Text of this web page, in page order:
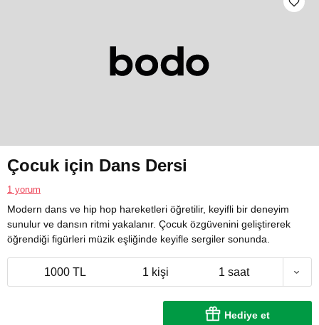
Çocuk için Dans Dersi
1 yorum
Modern dans ve hip hop hareketleri öğretilir, keyifli bir deneyim
sunulur ve dansın ritmi yakalanır. Çocuk özgüvenini geliştirerek
öğrendiği figürleri müzik eşliğinde keyifle sergiler sonunda.
1000 TL 1 kişi 1 saat
Hediye et